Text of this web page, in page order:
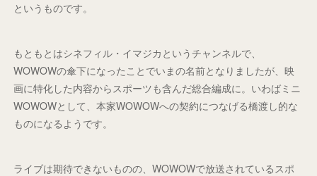
というものです。
もともとはシネフィル・イマジカというチャンネルで、
WOWOWの傘下になったことでいまの名前となりましたが、映
画に特化した内容からスポーツも含んだ総合編成に。いわばミニ
WOWOWとして、本家WOWOWへの契約につなげる橋渡し的な
ものになるようです。
ライブは期待できないものの、WOWOWで放送されているスポ